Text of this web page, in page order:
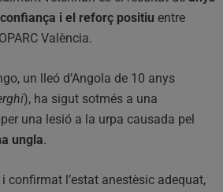
i el reforç positiu entre
València.
un lleó d’Angola de 10 anys
), ha sigut sotmés a una
una lesió a la urpa causada pel
ungla.
confirmat l’estat anestèsic adequat,